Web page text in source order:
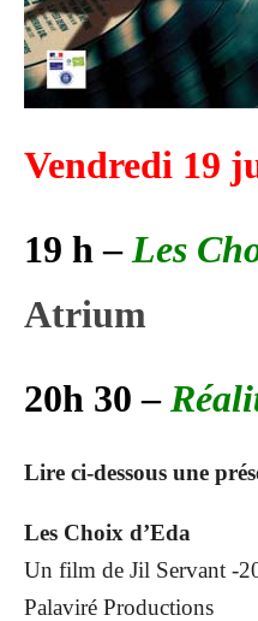
Vendredi 19
19 h –Les
Atrium
20h 30 –
Lire ci-dessous une
Les Choix d’Eda
Un film de Jil Servant -
Palaviré Productions